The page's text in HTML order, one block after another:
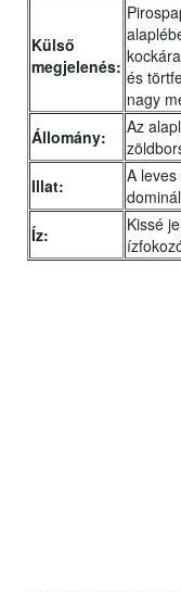
Külső
megjelenés: és
nagy
Állomány:
Az
Illat:
A
Íz:
Kissé